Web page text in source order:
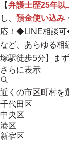
【弁護士歴25年以
し、 預金使い込み
応！◆LINE相談
など、あらゆる
塚駅徒歩5分】ま
さらに表示
近くの市区町村を
千代田区
中央区
港区
新宿区